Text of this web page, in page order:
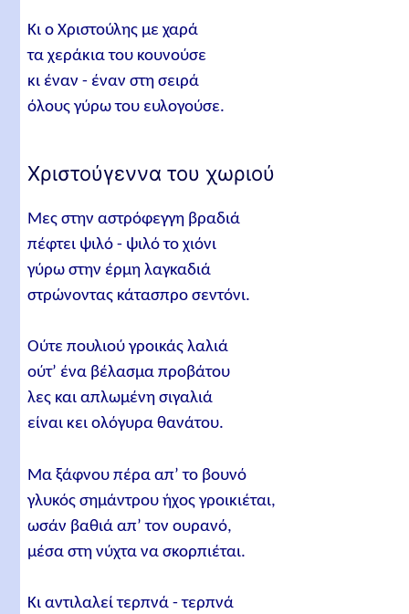
Κι ο Χριστούλης με χαρά
τα χεράκια του κουνούσε
κι έναν - έναν στη σειρά
όλους γύρω του ευλογούσε.
Χριστούγεννα του χωριού
Μες στην αστρόφεγγη βραδιά
πέφτει ψιλό - ψιλό το χιόνι
γύρω στην έρμη λαγκαδιά
στρώνοντας κάτασπρο σεντόνι.
Ούτε πουλιού γροικάς λαλιά
ούτ’ ένα βέλασμα προβάτου
λες και απλωμένη σιγαλιά
είναι κει ολόγυρα θανάτου.
Μα ξάφνου πέρα απ’ το βουνό
γλυκός σημάντρου ήχος γροικιέται,
ωσάν βαθιά απ’ τον ουρανό,
μέσα στη νύχτα να σκορπιέται.
Κι αντιλαλεί τερπνά - τερπνά